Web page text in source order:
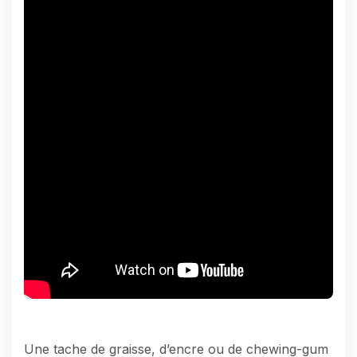
Une tache de graisse, d’encre ou de chewing-gum